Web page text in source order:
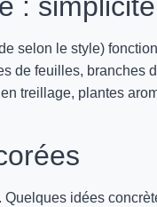
selon le style)
de feuilles, branches
treillage, plantes
Quelques idées